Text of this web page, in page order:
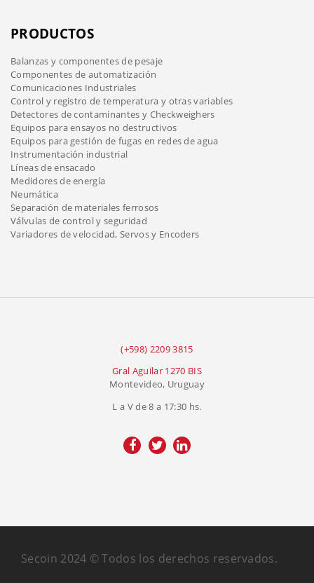
PRODUCTOS
Balanzas y componentes de pesaje
Componentes de automatización
Comunicaciones Industriales
Control y registro de temperatura y otras variables
Detectores de contaminantes y Checkweighers
Equipos para ensayos no destructivos
Equipos para gestión de fugas en redes de agua
Instrumentación industrial
Líneas de ensacado
Medidores de energía
Neumática
Separación de materiales ferrosos
Válvulas de control y seguridad
Variadores de velocidad, Servos y Encoders
(+598) 2209 3815
Gral Aguilar 1270 BIS
Montevideo, Uruguay
L a V de 8 a 17:30 hs.
Secoin 2024 © Todos los derechos reservados.